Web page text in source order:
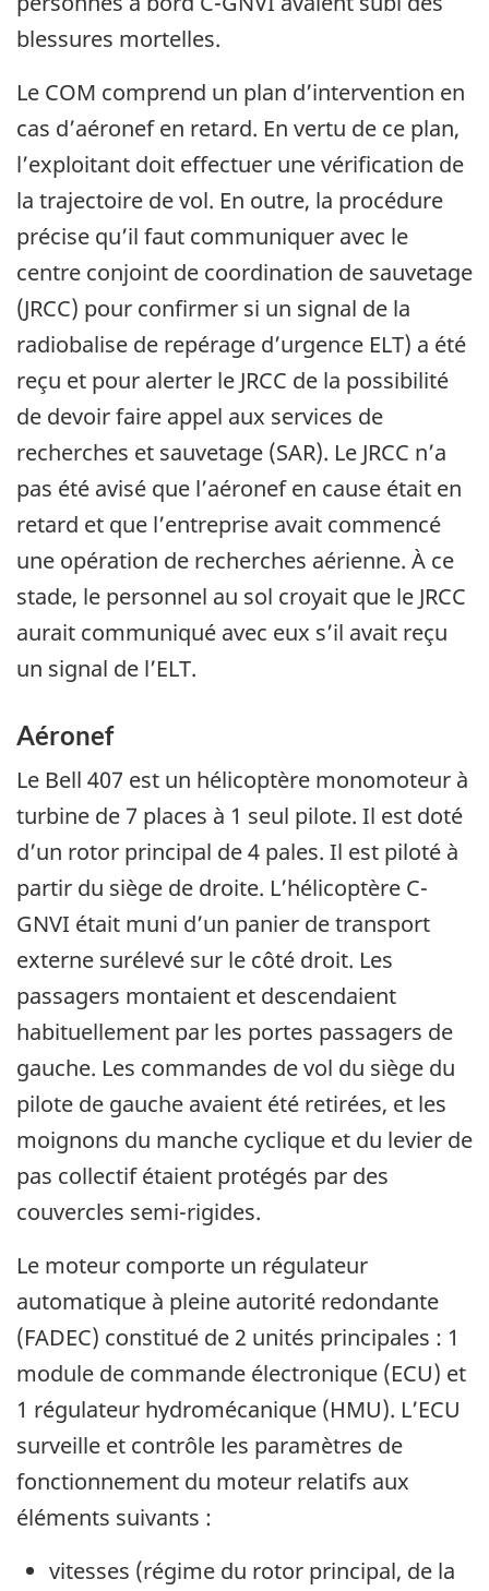
blessures mortelles.
Le COM comprend un plan d’intervention en
cas d’aéronef en retard. En vertu de ce plan,
l’exploitant doit effectuer une vérification de
la trajectoire de vol. En outre, la procédure
précise qu’il faut communiquer avec le
centre conjoint de coordination de sauvetage
(JRCC) pour confirmer si un signal de la
radiobalise de repérage d’urgence ELT) a été
reçu et pour alerter le JRCC de la possibilité
de devoir faire appel aux services de
recherches et sauvetage (SAR). Le JRCC n’a
pas été avisé que l’aéronef en cause était en
retard et que l’entreprise avait commencé
une opération de recherches aérienne. À ce
stade, le personnel au sol croyait que le JRCC
aurait communiqué avec eux s’il avait reçu
un signal de l’ELT.
Aéronef
Le Bell 407 est un hélicoptère monomoteur à
turbine de 7 places à 1 seul pilote. Il est doté
d’un rotor principal de 4 pales. Il est piloté à
partir du siège de droite. L’hélicoptère C-
GNVI était muni d’un panier de transport
externe surélevé sur le côté droit. Les
passagers montaient et descendaient
habituellement par les portes passagers de
gauche. Les commandes de vol du siège du
pilote de gauche avaient été retirées, et les
moignons du manche cyclique et du levier de
pas collectif étaient protégés par des
couvercles semi-rigides.
Le moteur comporte un régulateur
automatique à pleine autorité redondante
(FADEC) constitué de 2 unités principales : 1
module de commande électronique (ECU) et
1 régulateur hydromécanique (HMU). L’ECU
surveille et contrôle les paramètres de
fonctionnement du moteur relatifs aux
éléments suivants :
vitesses (régime du rotor principal, de la